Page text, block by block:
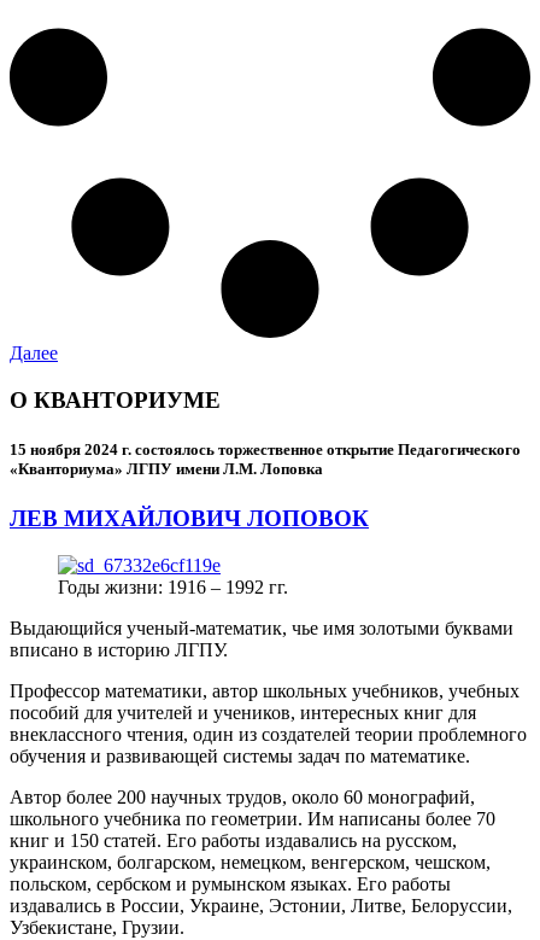
Далее
О КВАНТОРИУМЕ
15 ноября 2024 г. состоялось торжественное открытие Педагогического
«Кванториума» ЛГПУ имени Л.М. Лоповка
ЛЕВ МИХАЙЛОВИЧ ЛОПОВОК
Годы жизни: 1916 – 1992 гг.
Выдающийся ученый-математик, чье имя золотыми буквами
вписано в историю ЛГПУ.
Профессор математики, автор школьных учебников, учебных
пособий для учителей и учеников, интересных книг для
внеклассного чтения, один из создателей теории проблемного
обучения и развивающей системы задач по математике.
Автор более 200 научных трудов, около 60 монографий,
школьного учебника по геометрии. Им написаны более 70
книг и 150 статей. Его работы издавались на русском,
украинском, болгарском, немецком, венгерском, чешском,
польском, сербском и румынском языках. Его работы
издавались в России, Украине, Эстонии, Литве, Белоруссии,
Узбекистане, Грузии.